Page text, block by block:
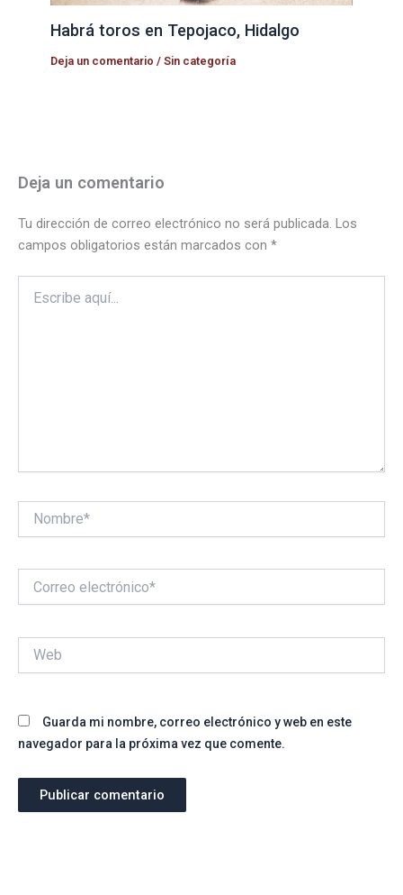
Habrá toros en Tepojaco, Hidalgo
Deja un comentario /Sin categoría
Deja un comentario
Tu dirección de correo electrónico no será publicada. Los
campos obligatorios están marcados con *
aquí...
electrónico*
Guarda mi nombre, correo electrónico y web en este
navegador para la próxima vez que comente.